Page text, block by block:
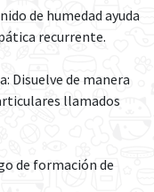
de humedad ayuda
recurrente.
Disuelve de manera
llamados
de formación de